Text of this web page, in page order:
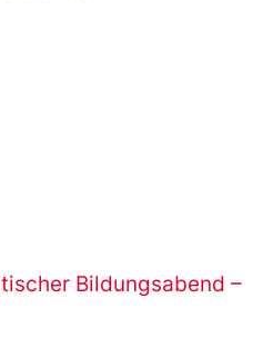
Bildungsabend –